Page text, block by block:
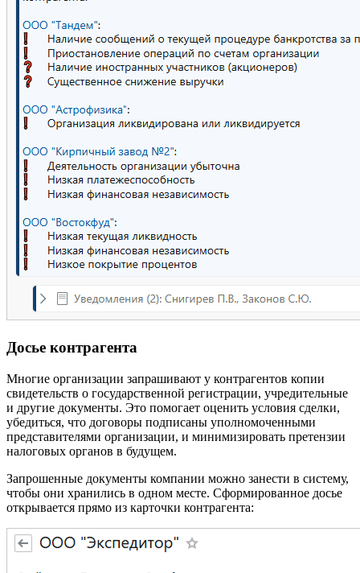
Досье контрагента
Многие организации запрашивают у контрагентов копии
свидетельств о государственной регистрации, учредительные
и другие документы. Это помогает оценить условия сделки,
убедиться, что договоры подписаны уполномоченными
представителями организации, и минимизировать претензии
налоговых органов в будущем.
Запрошенные документы компании можно занести в систему,
чтобы они хранились в одном месте. Сформированное досье
открывается прямо из карточки контрагента: